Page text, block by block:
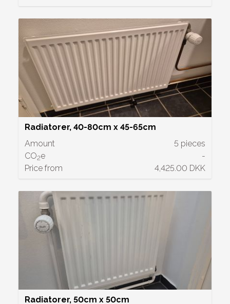
Radiatorer, 40-80cm x 45-65cm
Amount
5 pieces
CO2e
-
Price from
4,425.00 DKK
Radiatorer, 50cm x 50cm